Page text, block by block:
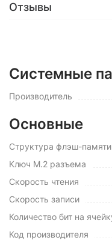
Отзывы
Системные
Производитель
Основные
Структура флэш-памяти
Ключ M.2 разъема
Cкорость чтения
Cкорость записи
Количество бит на
Код производителя